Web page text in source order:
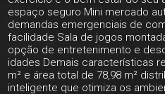
espaço seguro Mini mercado
demandas emergenciais de
facilidade Sala de jogos
opção de entretenimento e
idades Demais características
m² e área total de 78,98 m²
inteligente que otimiza os